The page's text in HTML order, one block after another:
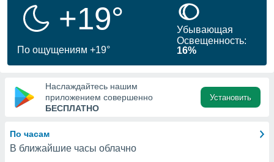
Вы можете
к этому
доступ
+19°
По ощущениям +19°
Убывающая
Освещенность:
16%
Наслаждайтесь нашим
приложением совершенно
БЕСПЛАТНО
Установить
По часам
В ближайшие часы облачно